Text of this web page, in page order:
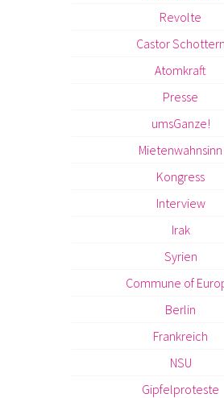
Revolte
Castor Schottern
Atomkraft
Presse
umsGanze!
Mietenwahnsinn
Kongress
Interview
Irak
Syrien
Commune of
Berlin
Frankreich
NSU
Gipfelproteste